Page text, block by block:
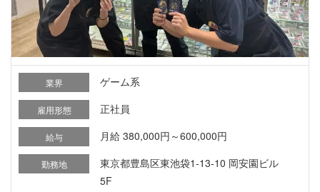
業界 ゲーム系
雇用形態 正社員
給与 月給 380,000円～600,000円
勤務地
東京都豊島区東池袋1-13-10 岡安園ビル
5F